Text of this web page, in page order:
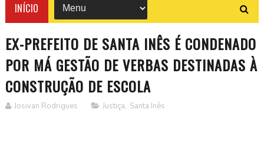
INÍCIO
EX-PREFEITO DE SANTA INÊS É CONDENADO
POR MÁ GESTÃO DE VERBAS DESTINADAS À
CONSTRUÇÃO DE ESCOLA
Josivan Rodrigues Justiça, Santa Inês